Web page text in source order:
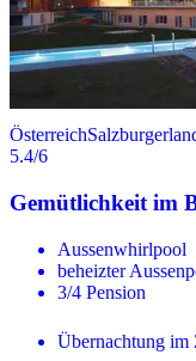
Österreich
5.4/6
Gemütlichkeit im
Aussenwhirlpool
beheizter
3/4 Pension
Übernachtung im